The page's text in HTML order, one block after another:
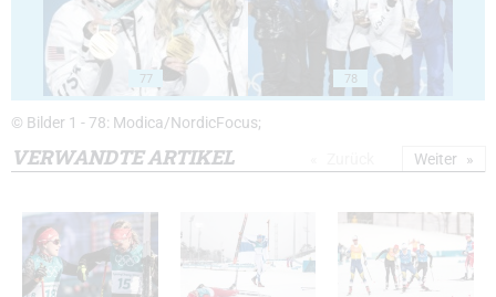
77 78
© Bilder 1 - 78: Modica/NordicFocus;
VERWANDTE ARTIKEL Weiter